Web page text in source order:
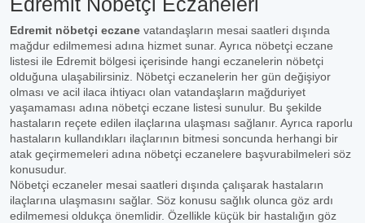
Edremit nöbetçi eczane vatandaşların mesai saatleri dışında
mağdur edilmemesi adına hizmet sunar. Ayrıca nöbetçi eczane
listesi ile Edremit bölgesi içerisinde hangi eczanelerin nöbetçi
olduğuna ulaşabilirsiniz. Nöbetçi eczanelerin her gün değişiyor
olması ve acil ilaca ihtiyacı olan vatandaşların mağduriyet
yaşamaması adına nöbetçi eczane listesi sunulur. Bu şekilde
hastaların reçete edilen ilaçlarına ulaşması sağlanır. Ayrıca raporlu
hastaların kullandıkları ilaçlarının bitmesi soncunda herhangi bir
atak geçirmemeleri adına nöbetçi eczanelere başvurabilmeleri söz
konusudur.
Nöbetçi eczaneler mesai saatleri dışında çalışarak hastaların
ilaçlarına ulaşmasını sağlar. Söz konusu sağlık olunca göz ardı
edilmemesi oldukça önemlidir. Özellikle küçük bir hastalığın göz